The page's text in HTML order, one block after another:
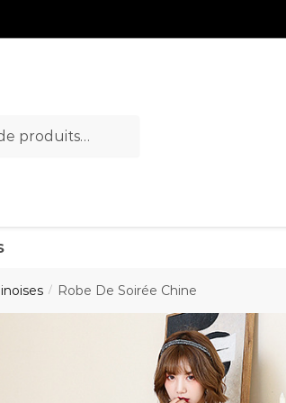
/ Robe De Soirée Chine